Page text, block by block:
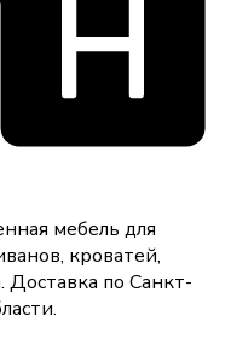
мебель для
кроватей,
Доставка по Санкт-